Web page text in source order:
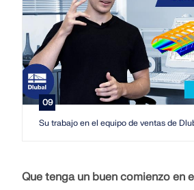
09
Su trabajo en el equipo de ventas de
Que tenga un buen comienzo en